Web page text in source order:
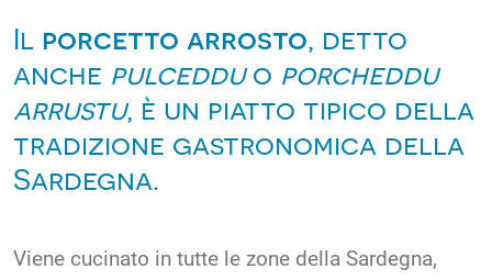
Il porcetto arrosto, detto
anche pulcedduo porcheddu
arrustu, è un piatto tipico della
tradizione gastronomica della
Sardegna.
Viene cucinato in tutte le zone della Sardegna,